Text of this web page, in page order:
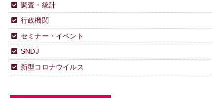
調査・統計
行政機関
セミナー・イベント
SNDJ
新型コロナウイルス